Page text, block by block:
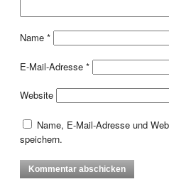
Name *
E-Mail-Adresse *
Website
Name, E-Mail-Adresse und
speichern.